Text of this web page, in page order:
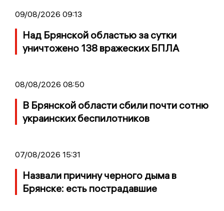
09/08/2026 09:13
Над Брянской областью за сутки
уничтожено 138 вражеских БПЛА
08/08/2026 08:50
В Брянской области сбили почти сотню
украинских беспилотников
07/08/2026 15:31
Назвали причину черного дыма в
Брянске: есть пострадавшие